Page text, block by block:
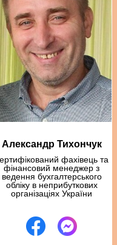
Александр Тихончук
фахівець та
фінансовий менеджер з
ведення бухгалтерського
обліку в неприбуткових
організаціях України